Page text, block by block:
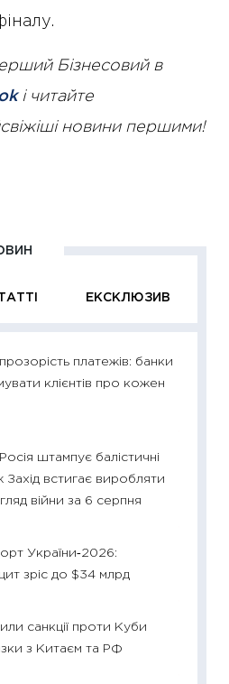
Бізнесовий в
і читайте
новини першими!
ЕКСКЛЮЗИВ
платежів: банки
клієнтів про кожен
Росія штампує балістичні
встигає виробляти
війни за 6 серпня
України‑2026:
зріс до $34 млрд
санкції проти Куби
з Китаєм та РФ